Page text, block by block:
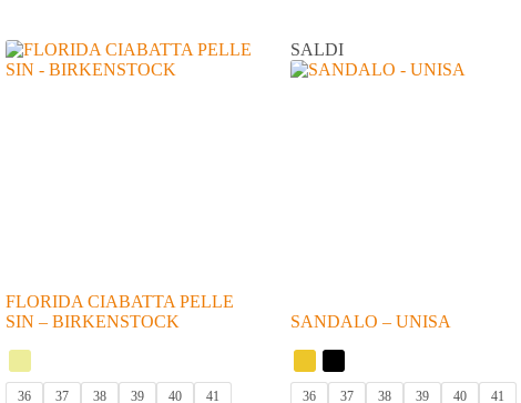
Le
opzioni
possono
opzioni
possono
FLORIDA CIABATTA PELLE
SIN – BIRKENSTOCK
36 37 38 39 40 41
SALDI
SANDALO – UNISA
36 37 38 39 40 41